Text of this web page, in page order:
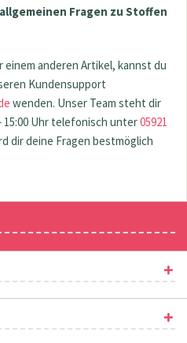
Fragen zu Stoffen
einem anderen Artikel, kannst du
Kundensupport
wenden. Unser Team steht dir
15:00 Uhr telefonisch unter05921
dir deine Fragen bestmöglich